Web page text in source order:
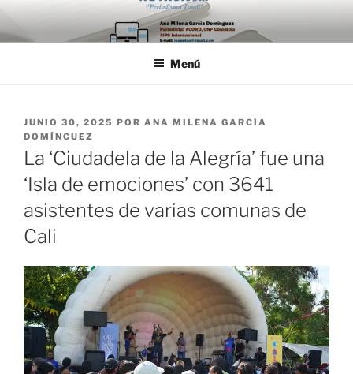
Saltar
al
contenido
Menú
PUBLICADO
EL
JUNIO 30, 2025 POR ANA MILENA GARCÍA
DOMÍNGUEZ
La ‘Ciudadela de la Alegría’ fue una
‘Isla de emociones’ con 3641
asistentes de varias comunas de
Cali